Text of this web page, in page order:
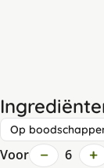
Op
Voor − 6 +